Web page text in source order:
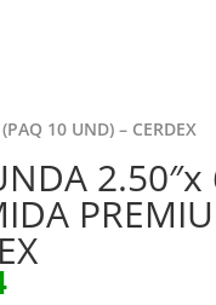
10 UND) – CERDEX